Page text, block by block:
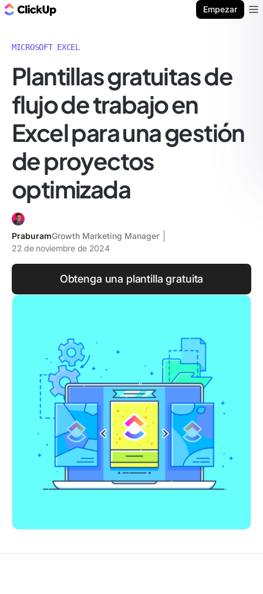
Empezar
MICROSOFT EXCEL
Plantillas gratuitas de
flujo de trabajo en
Excel para una gestión
de proyectos
optimizada
PraburamGrowth Marketing Manager
22 de noviembre de 2024
Obtenga una plantilla gratuita